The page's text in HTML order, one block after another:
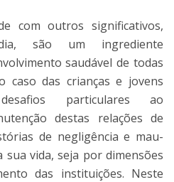
com outros significativos,
são um ingrediente
saudável de todas
caso das crianças e jovens
particulares ao
destas relações de
de negligência e mau-
vida, seja por dimensões
das instituições. Neste